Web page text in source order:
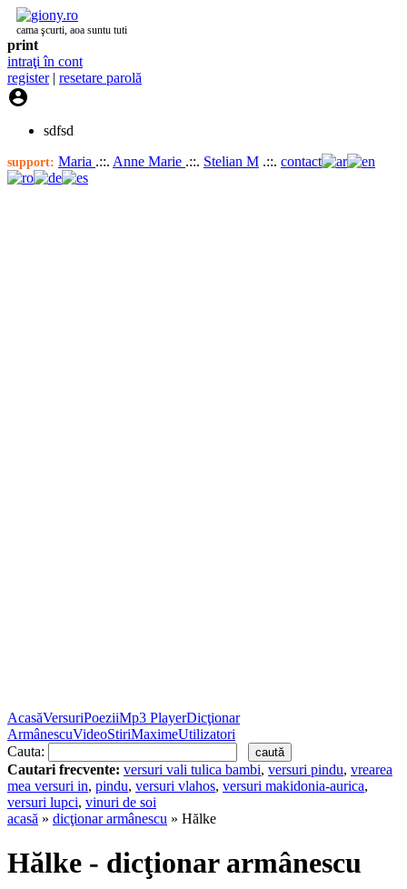
cama şcurti, aoa suntu tuti
print
intraţi în cont
register| resetare parolă

sdfsd
support: Maria .::. Anne Marie .::. Stelian M .::. contact
AcasăVersuriPoeziiMp3 PlayerDicţionar
ArmânescuVideoStiriMaximeUtilizatori
Cauta:
Cautari frecvente: versuri vali tulica bambi, versuri pindu, vrearea
mea versuri in, pindu, versuri vlahos, versuri makidonia-aurica,
versuri lupci, vinuri de soi
acasă » dicţionar armânescu » Hălke
Hălke - dicţionar armânescu